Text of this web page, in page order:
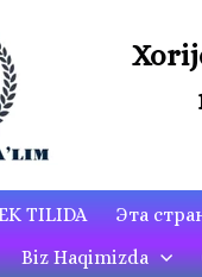
TILIDA Эта
Biz Haqimizda